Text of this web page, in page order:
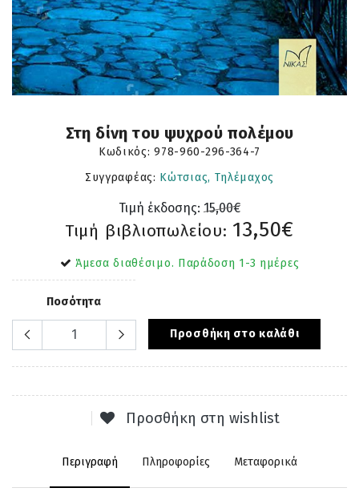
Στη δίνη του ψυχρού πολέμου
Κωδικός:978-960-296-364-7
Συγγραφέας: Κώτσιας, Τηλέμαχος
Τιμή έκδοσης: 15,00€
Τιμή βιβλιοπωλείου: 13,50€
Άμεσα διαθέσιμο. Παράδοση 1-3 ημέρες
Ποσότητα
Προσθήκη στο καλάθι
Προσθήκη στη wishlist
Περιγραφή Πληροφορίες Μεταφορικά